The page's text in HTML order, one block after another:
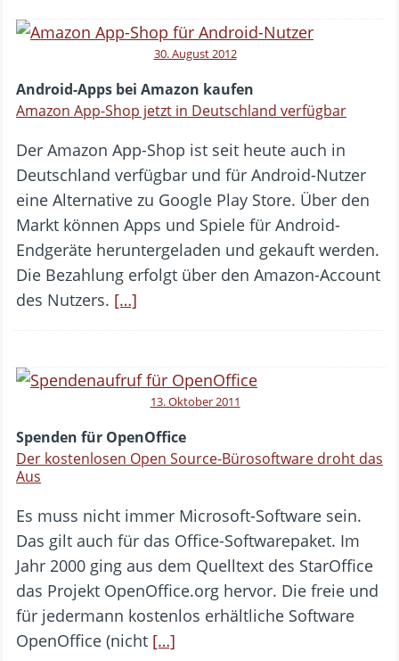
30. August 2012
Android-Apps bei Amazon kaufen
Amazon App-Shop jetzt in Deutschland verfügbar
Der Amazon App-Shop ist seit heute auch in
Deutschland verfügbar und für Android-Nutzer
eine Alternative zu Google Play Store. Über den
Markt können Apps und Spiele für Android-
Endgeräte heruntergeladen und gekauft werden.
Die Bezahlung erfolgt über den Amazon-Account
des Nutzers. […]
13. Oktober 2011
Spenden für OpenOffice
Der kostenlosen Open Source-Bürosoftware droht das
Aus
Es muss nicht immer Microsoft-Software sein.
Das gilt auch für das Office-Softwarepaket. Im
Jahr 2000 ging aus dem Quelltext des StarOffice
das Projekt OpenOffice.org hervor. Die freie und
für jedermann kostenlos erhältliche Software
OpenOffice (nicht […]